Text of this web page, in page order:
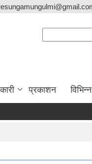
प्रकाशन